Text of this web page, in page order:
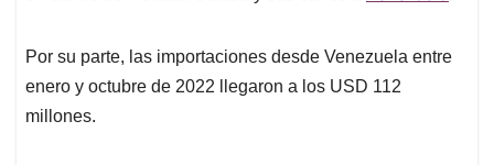
Por su parte, las importaciones desde Venezuela entre
enero y octubre de 2022 llegaron a los USD 112
millones.